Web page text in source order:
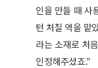
인을 만들 때 사
턴 처칠 역을 맡
라는 소재로 처
인정해주셨죠.”